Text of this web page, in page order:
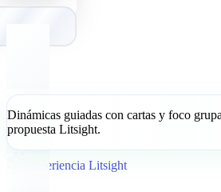
Dinámicas guiadas con cartas y foco
propuesta Litsight.
Experiencia Litsight